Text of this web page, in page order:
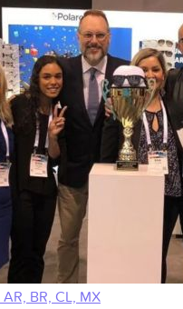
AR, BR, CL, MX